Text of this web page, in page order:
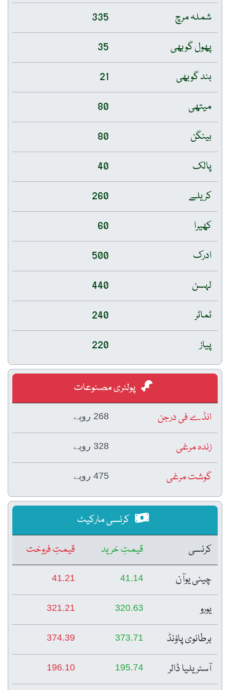
شملہ مرچ
335
پھول گوبھی
35
بند گوبھی
21
میتھی
80
بینگن
80
پالک
40
کریلے
260
کھیرا
60
ادرک
500
لہسن
440
ٹماٹر
240
پیاز
220
پولٹری مصنوعات
انڈے فی درجن
268 روپے
زندہ مرغی 328 روپے
گوشت مرغی 475 روپے
کرنسی مارکیٹ
کرنسی
قیمتِ خرید
قیمتِ فروخت
چینی یوآن
41.14
41.21
یورو 320.63
321.21
برطانوی پاؤنڈ 373.71
374.39
آسٹریلیا ڈالر 195.74
196.10